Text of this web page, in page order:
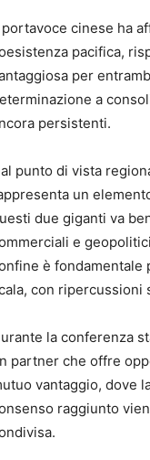
portavoce cinese ha
pacifica,
per
a
persistenti.
punto di vista
un
due giganti va
e
è fondamentale
con ripercussioni
la conferenza
partner che offre
vantaggio, dove
raggiunto